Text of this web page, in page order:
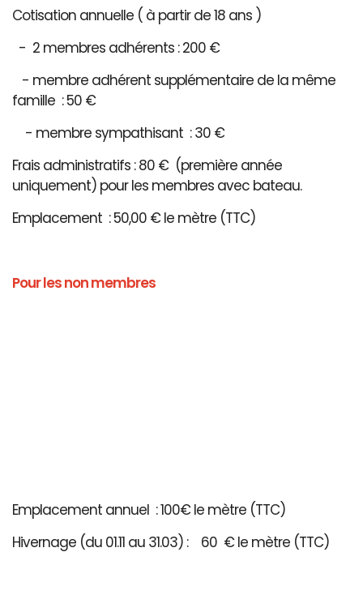
Cotisation annuelle ( à partir de 18 ans )
- 2 membres adhérents : 200 €
- membre adhérent supplémentaire de la même
famille : 50 €
- membre sympathisant : 30 €
Frais administratifs : 80 € (première année
uniquement) pour les membres avec bateau.
Emplacement : 50,00 € le mètre (TTC)
Pour les non membres
Emplacement annuel : 100€ le mètre (TTC)
Hivernage (du 01.11 au 31.03) : 60 € le mètre (TTC)